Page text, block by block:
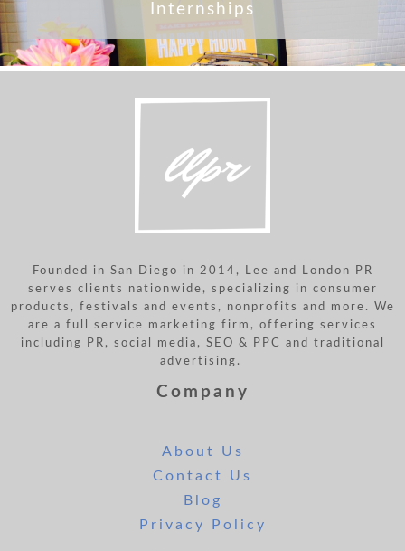
Internships
Founded in San Diego in 2014, Lee and London PR
serves clients nationwide, specializing in consumer
products, festivals and events, nonprofits and more. We
are a full service marketing firm, offering services
including PR, social media, SEO & PPC and traditional
advertising.
Company
About Us
Contact Us
Blog
Privacy Policy